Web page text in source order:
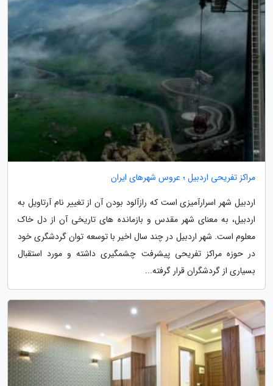
مراکز تفریحی اردبیل ؛ عروس شهرهای ایران
اردبیل شهر اسرارآمیزی است که رازآلود بودن آن از تغییر نام آرتاویل به
اردبیل، به معنای شهر مقدس و بازمانده های تاریخی آن از دل خاک
معلوم است. شهر اردبیل در چند سال اخیر با توسعه توان گردشگری خود
در حوزه مراکز تفریحی پیشرفت چشمگیری داشته و مورد استقبال
بسیاری از گردشگران قرار گرفته...